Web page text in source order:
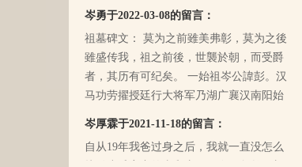
瓶，极少对我们兄妹俩谈起他的身世和爷
再后来，我爸爸有一天突然得了急病，很
快就离我们而去了。我现在只有了解到爷
爷（岑定伍）有一个兄长，在逃难时失散
了（名字不详），之后爷爷就做起了生
意，并雇佣了工人协作 他，听说爷爷的生
意还做得不错（当时那个时代，我爷爷属
于榨取贫下中农的血汗，走资本主义道
岑勇于2022-03-08的留言：
祖墓碑文： 莫为之前雖美弗彰，莫为之後
雖盛传我，祖之前後，世襲於朝，而受爵
者，其历有可纪矣。 一始祖岑公諱彭。汉
马功劳擢授廷行大将军乃湖广襄汉南阳始
军乃溪洞镇也。 一始祖岑公諱永珍。擢授
盟威大将军亦溪洞复镇也。 一始祖岑公諱
岑厚霖于2021-11-18的留言：
自从19年我爸过身之后，我就一直没怎么
接触岑氏宗亲的事和东西。今天忽然好想